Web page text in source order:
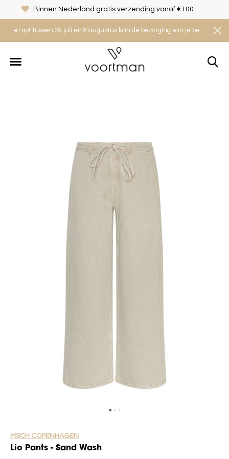
Let op! Tussen 29 juli en 8 augustus kan de bezorging van je bestelling iets langer duren. Houd rekening met een levertijd van 2 tot 4 werkdagen.
gratis verzending vanaf €100 Veilig shoppen met het
MSCH COPENHAGEN
Lio Pants - Sand Wash